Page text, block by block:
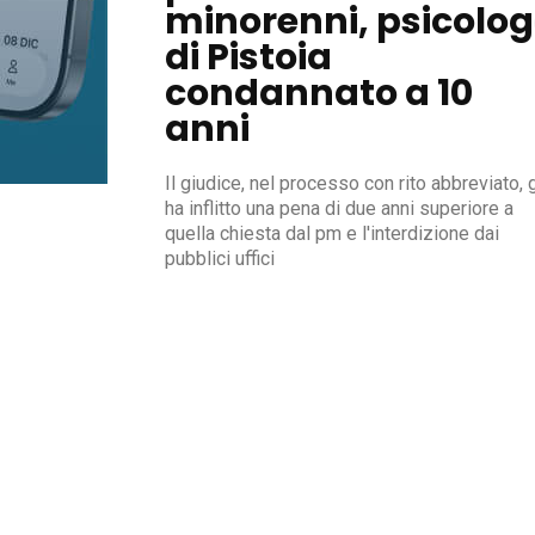
minorenni,
di Pistoia
condannato a 10
anni
Il giudice, nel processo con rito abbreviato,
ha inflitto una pena di due anni superiore a
quella chiesta dal pm e l'interdizione dai
pubblici uffici